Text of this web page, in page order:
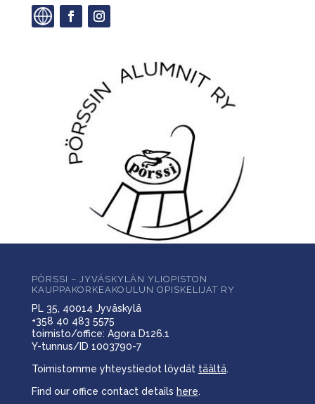
PÖRSSI – JYVÄSKYLÄN YLIOPISTON
KAUPPAKORKEAKOULUN OPISKELIJAT RY
PL 35, 40014 Jyväskylä
+358 40 483 5575
toimisto/office: Agora D126.1
Y-tunnus/ID 1003790-7
Toimistomme yhteystiedot löydät täältä.
Find our office contact details here.